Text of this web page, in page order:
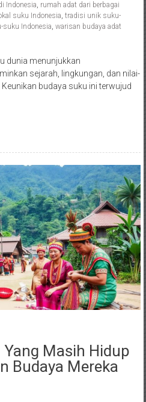
Indonesia, rumah adat dari berbagai
suku Indonesia, tradisi unik suku-
suku Indonesia, warisan budaya adat
dunia menunjukkan
sejarah, lingkungan, dan nilai-
budaya suku ini terwujud
Masih Hidup
Budaya Mereka